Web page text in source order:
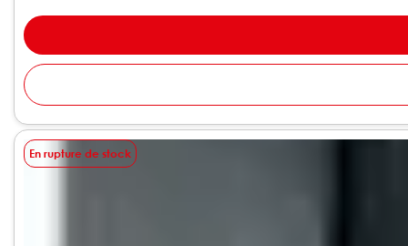
En rupture de stock